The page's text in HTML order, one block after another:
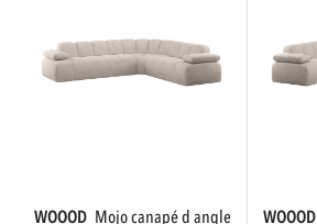
WOOOD mojo canapé d angle droite tissu...
WOOOD